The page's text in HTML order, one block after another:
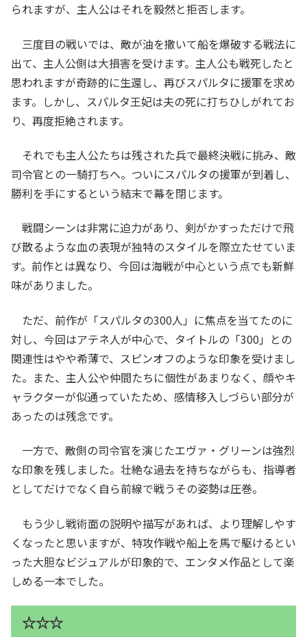
られますが、主人公はそれを毅然と拒否します。
三度目の戦いでは、敵が油を撒いて船を爆破する戦法に
出て、主人公側は大損害を受けます。主人公も戦死したと
思われますが奇跡的に生還し、再びスパルタに援軍を求め
ます。しかし、スパルタ王妃は夫の死に打ちひしがれてお
り、再度拒絶されます。
それでも主人公たちは残された兵で最終決戦に挑み、敵
司令官との一騎打ちへ。ついにスパルタの援軍が到着し、
勝利を手にするという結末で幕を閉じます。
戦闘シーンは非常に迫力があり、剣がかすっただけで飛
び散るような血の表現が独特のスタイルを際立たせていま
す。前作とは異なり、今回は海戦が中心という点でも新鮮
味がありました。
ただ、前作が「スパルタの300人」に焦点を当てたのに
対し、今回はアテネ人が中心で、タイトルの「300」との
関連性はやや希薄で、スピンオフのような印象を受けまし
た。また、主人公や仲間たちに個性があまりなく、顔やキ
ャラクターが似通っていたため、感情移入しづらい部分が
あったのは残念です。
一方で、敵側の司令官を演じたエヴァ・グリーンは強烈
な印象を残しました。壮絶な過去を持ちながらも、指導者
としてだけでなく自ら前線で戦うその姿勢は圧巻。
もう少し戦術面の説明や描写があれば、より理解しやす
くなったと思いますが、特攻作戦や船上を馬で駆けるとい
った大胆なビジュアルが印象的で、エンタメ作品として楽
しめる一本でした。
☆☆☆